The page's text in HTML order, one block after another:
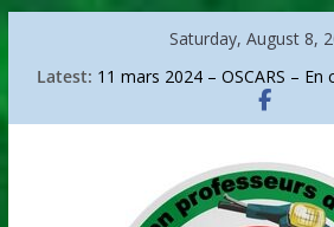
Saturday, August 8,
Latest: 11 mars 2024 – OSCARS –
Sanremo 2026
Go go around Italy
Arte – Arcimboldo, portrait